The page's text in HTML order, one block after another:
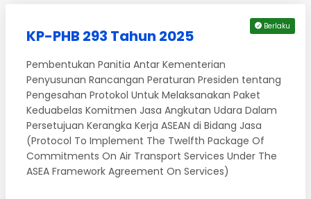
Berlaku
KP-PHB 293 Tahun 2025
Pembentukan Panitia Antar Kementerian
Penyusunan Rancangan Peraturan Presiden tentang
Pengesahan Protokol Untuk Melaksanakan Paket
Keduabelas Komitmen Jasa Angkutan Udara Dalam
Persetujuan Kerangka Kerja ASEAN di Bidang Jasa
(Protocol To Implement The Twelfth Package Of
Commitments On Air Transport Services Under The
ASEA Framework Agreement On Services)